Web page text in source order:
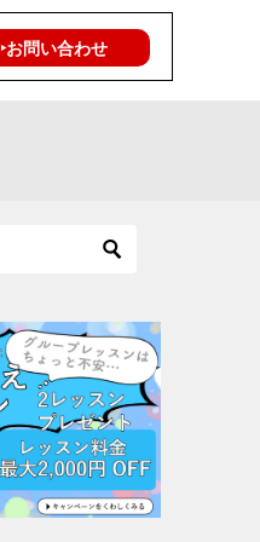
‣お問い合わせ